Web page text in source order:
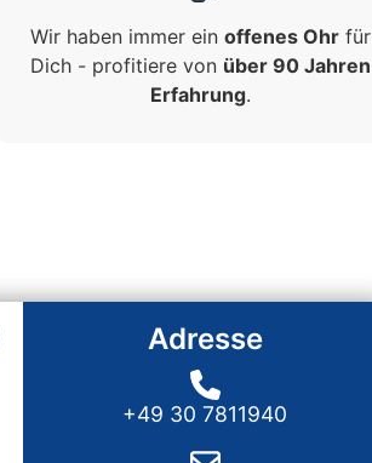
Wir haben immer ein offenes Ohrfür
Dich - profitiere von über 90 Jahren
Erfahrung.
Adresse
+49 30 7811940